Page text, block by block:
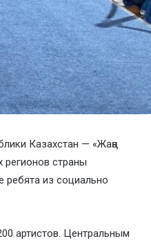
Казахстан — «Жаңа
регионов страны
ребята из социально
артистов. Центральным